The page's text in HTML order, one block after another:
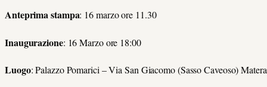
Anteprima stampa: 16 marzo ore 11.30
Inaugurazione: 16 Marzo ore 18:00
Luogo:Palazzo Pomarici – Via San Giacomo (Sasso Caveoso)Matera